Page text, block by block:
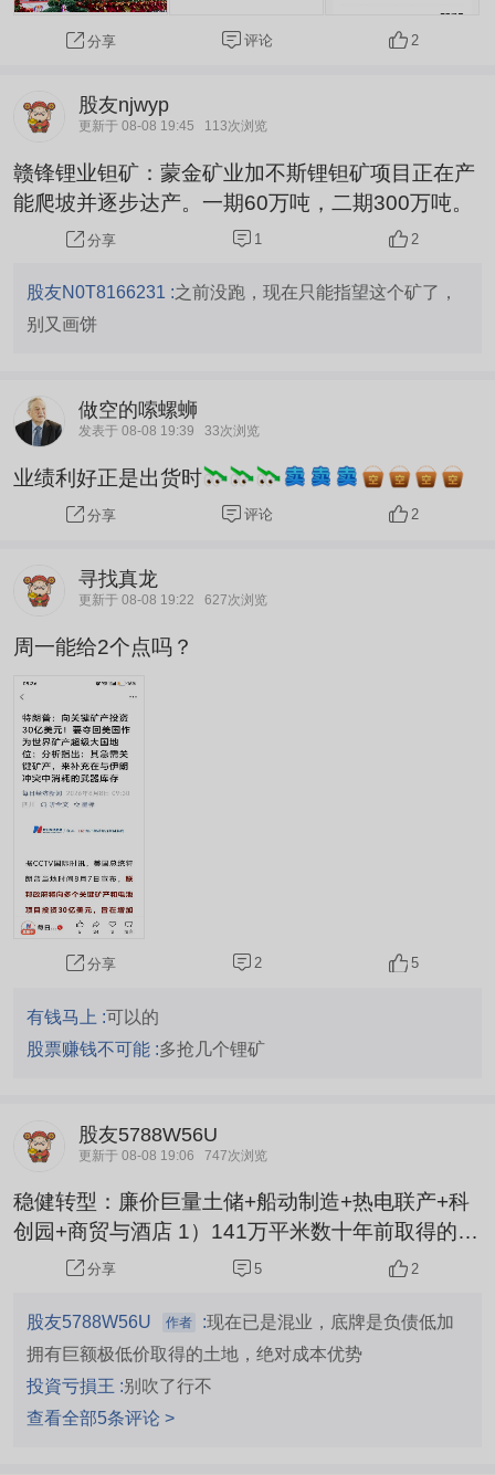
分享 评论 2
股友njwyp
更新于 08-08 19:45 113次浏览
赣锋锂业钽矿：蒙金矿业加不斯锂钽矿项目正在产
能爬坡并逐步达产。一期60万吨，二期300万吨。
分享 1 2
股友N0T8166231 :之前没跑，现在只能指望这个矿了，
别又画饼
做空的嗦螺蛳
发表于 08-08 19:39 33次浏览
业绩利好正是出货时
分享 评论 2
寻找真龙
更新于 08-08 19:22 627次浏览
周一能给2个点吗？
分享 2 5
有钱马上 :可以的
股票赚钱不可能 :多抢几个锂矿
股友5788W56U
更新于 08-08 19:06 747次浏览
稳健转型：廉价巨量土储+船动制造+热电联产+科
创园+商贸与酒店 1）141万平米数十年前取得的廉
价土地，成本绝对优势。 2）近20%玉柴船动新能
业合资开展热电联产项目 与江西赣锋锂业股份有限
公司合资成立的江西锋源热能有限公司（以下简
称“江西锋源”），主营业务为工业园区集中供热服
务。当前，江西锋源正在积极开展南昌新建开发区
分享 5 2
股友5788W56U 作者 :现在已是混业，底牌是负债低加
拥有巨额极低价取得的土地，绝对成本优势
投資亏損王 :别吹了行不
查看全部5条评论 >